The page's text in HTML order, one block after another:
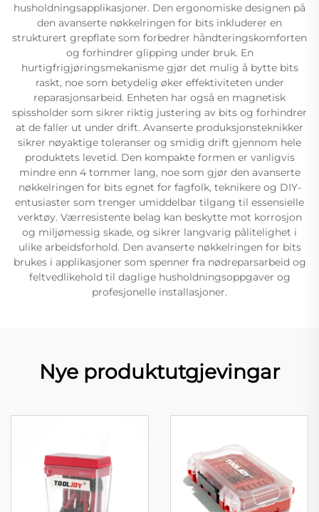
husholdningsapplikasjoner. Den ergonomiske designen på
den avanserte nøkkelringen for bits inkluderer en
strukturert grepflate som forbedrer håndteringskomforten
og forhindrer glipping under bruk. En
hurtigfrigjøringsmekanisme gjør det mulig å bytte bits
raskt, noe som betydelig øker effektiviteten under
reparasjonsarbeid. Enheten har også en magnetisk
spissholder som sikrer riktig justering av bits og forhindrer
at de faller ut under drift. Avanserte produksjonsteknikker
sikrer nøyaktige toleranser og smidig drift gjennom hele
produktets levetid. Den kompakte formen er vanligvis
mindre enn 4 tommer lang, noe som gjør den avanserte
nøkkelringen for bits egnet for fagfolk, teknikere og DIY-
entusiaster som trenger umiddelbar tilgang til essensielle
verktøy. Værresistente belag kan beskytte mot korrosjon
og miljømessig skade, og sikrer langvarig pålitelighet i
ulike arbeidsforhold. Den avanserte nøkkelringen for bits
brukes i applikasjoner som spenner fra nødreparsarbeid og
feltvedlikehold til daglige husholdningsoppgaver og
profesjonelle installasjoner.
Nye produktutgjevingar